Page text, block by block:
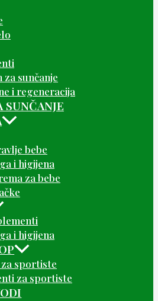
sunčanje
i regeneracija
SUNČANJE
bebe
i higijena
za bebe
i higijena
sportiste
za sportiste